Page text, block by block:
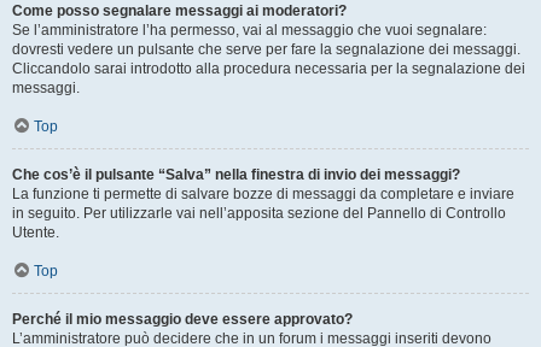
Come posso segnalare messaggi ai moderatori?
Se l’amministratore l’ha permesso, vai al messaggio che vuoi segnalare:
dovresti vedere un pulsante che serve per fare la segnalazione dei messaggi.
Cliccandolo sarai introdotto alla procedura necessaria per la segnalazione dei
messaggi.
Top
Che cos’è il pulsante “Salva” nella finestra di invio dei messaggi?
La funzione ti permette di salvare bozze di messaggi da completare e inviare
in seguito. Per utilizzarle vai nell’apposita sezione del Pannello di Controllo
Utente.
Top
Perché il mio messaggio deve essere approvato?
L’amministratore può decidere che in un forum i messaggi inseriti devono